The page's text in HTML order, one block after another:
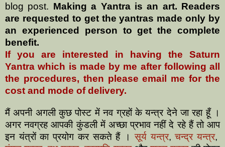
blog post. Making a Yantra is an art. Readers
are requested to get the yantras made only by
an experienced person to get the complete
benefit.
If you are interested in having the Saturn
Yantra which is made by me after following all
the procedures, then please email me for the
cost and mode of delivery.
मैं अपनी अगली कुछ पोस्ट में नव ग्रहों के यन्त्र देने जा रहा हूँ ।
अगर नवग्रह आपकी कुंडली में अच्छा प्रभाव नहीं दे रहे हैं तो आप
इन यंत्रों का प्रयोग कर सकते हैं ।सूर्य यन्त्र,चन्द्र यन्त्र,